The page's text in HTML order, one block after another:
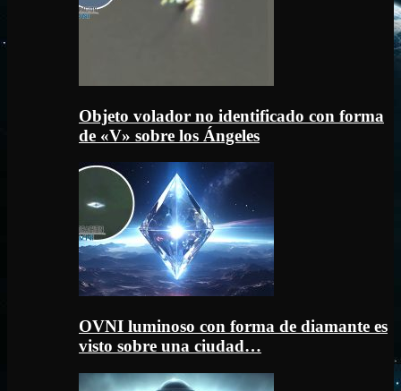
Objeto volador no identificado con forma
de «V» sobre los Ángeles
OVNI luminoso con forma de diamante es
visto sobre una ciudad…